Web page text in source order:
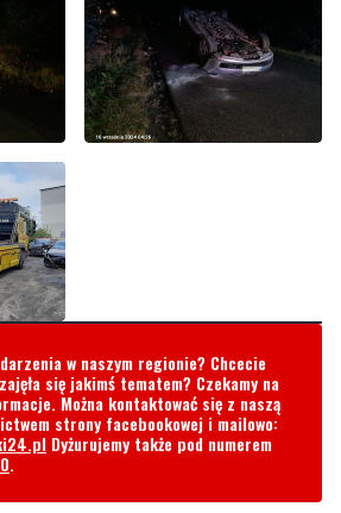
w naszym regionie? Chcecie
się jakimś tematem? Czekamy na
Można kontaktować się z naszą
strony facebookowej i mailowo:
Dyżurujemy także pod numerem
.